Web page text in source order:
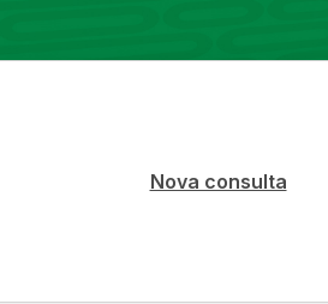
Nova consulta